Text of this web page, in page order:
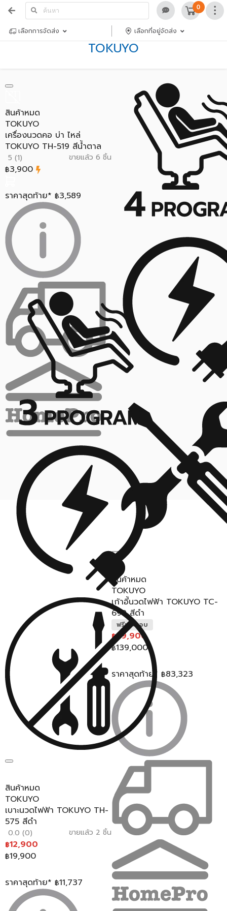
0
เลือกการจัดส่ง เลือกที่อยู่จัดส่ง
TOKUYO
สินค้าหมด
TOKUYO
เครื่องนวดคอ บ่า ไหล่
TOKUYO TH-519 สีน้ำตาล
5 (1) ขายแล้ว 6 ชิ้น
฿3,900
ราคาสุดท้าย* ฿3,589
สินค้าหมด
TOKUYO
เก้าอี้นวดไฟฟ้า TOKUYO TC-
699 สีดำ
ฟรีประกอบ
฿89,900
฿139,000
ราคาสุดท้าย* ฿83,323
สินค้าหมด
TOKUYO
เบาะนวดไฟฟ้า TOKUYO TH-
575 สีดำ
0.0 (0) ขายแล้ว 2 ชิ้น
฿12,900
฿19,900
ราคาสุดท้าย* ฿11,737